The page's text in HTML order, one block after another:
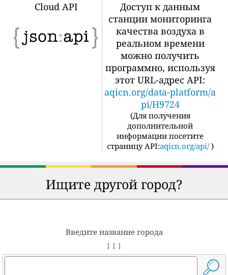
Cloud API
Доступ к данным
станции мониторинга
качества воздуха в
реальном времени
можно получить
программно, используя
этот URL-адрес API:
aqicn.org/data-platform/a
pi/H9724
(Для получения
дополнительной
информации посетите
страницу API:aqicn.org/api/ )
Ищите другой город?
Введите название города
↓ ↓ ↓